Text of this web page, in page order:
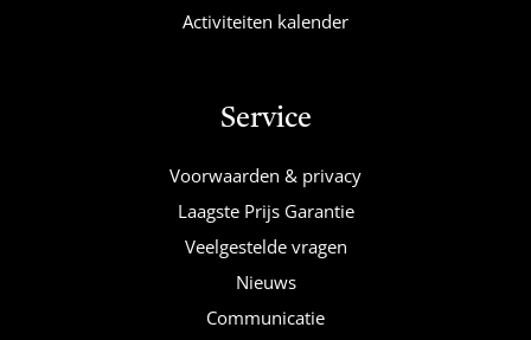
Activiteiten kalender
Service
Voorwaarden & privacy
Laagste Prijs Garantie
Veelgestelde vragen
Nieuws
Communicatie